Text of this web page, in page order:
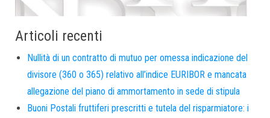
Articoli recenti
Nullità di un contratto di mutuo per omessa indicazione del
divisore (360 o 365) relativo all’indice EURIBOR e mancata
allegazione del piano di ammortamento in sede di stipula
Buoni Postali fruttiferi prescritti e tutela del risparmiatore: i